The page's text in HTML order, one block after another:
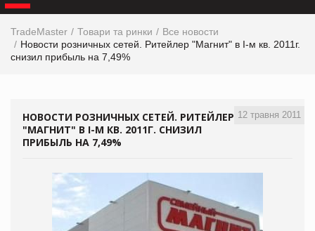
TradeMaster Товари та ринки
Все новости
Новости розничных сетей. Ритейлер "Магнит" в I-м кв. 2011г.
снизил прибыль на 7,49%
12 травня 2011
НОВОСТИ РОЗНИЧНЫХ СЕТЕЙ. РИТЕЙЛЕР
"МАГНИТ" В I-М КВ. 2011Г. СНИЗИЛ
ПРИБЫЛЬ НА 7,49%